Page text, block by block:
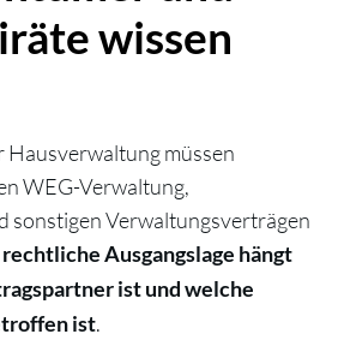
wissen
Hausverwaltung müssen
WEG-Verwaltung,
sonstigen Verwaltungsverträgen
Ausgangslage hängt
ist und welche
ist.